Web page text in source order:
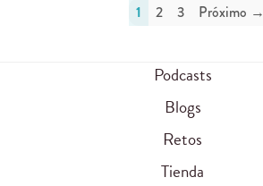
1 2 3 Próximo →
Podcasts
Blogs
Retos
Tienda